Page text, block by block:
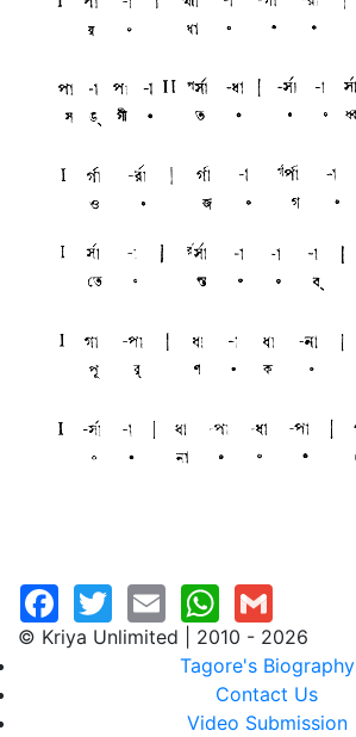
© Kriya Unlimited | 2010 - 2026
Tagore's Biography
Contact Us
Video Submission